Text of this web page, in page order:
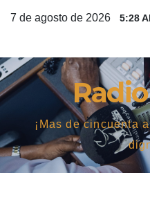
7 de agosto de 2026 5:28
¡Mas de cincuenta